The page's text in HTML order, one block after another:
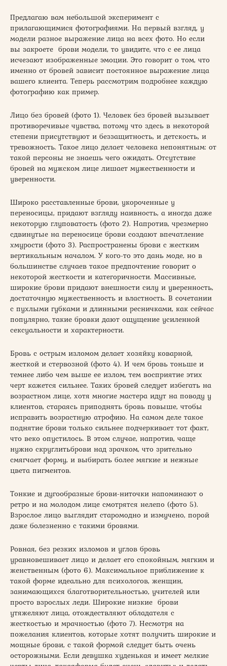
Предлагаю вам небольшой эксперимент с
прилагающимися фотографиями. На первый взгляд, у
модели разное выражение лица на всех фото. Но если
вы закроете брови модели, то увидите, что с ее лица
исчезают изображенные эмоции. Это говорит о том, что
именно от бровей зависит постоянное выражение лица
вашего клиента. Теперь рассмотрим подробнее каждую
фотографию как пример.
Лицо без бровей (фото 1). Человек без бровей вызывает
противоречивые чувства, потому что здесь в некоторой
степени присутствуют и беззащитность, и детскость, и
тревожность. Такое лицо делает человека непонятным: от
такой персоны не знаешь чего ожидать. Отсутствие
бровей на мужском лице лишает мужественности и
уверенности.
Широко расставленные брови, укороченные у
переносицы, придают взгляду наивность, а иногда даже
некоторую глуповатость (фото 2). Напротив, чрезмерно
сдвинутые на переносице брови создают впечатление
хмурости (фото 3). Распространены брови с жестким
вертикальным началом. У кого-то это дань моде, но в
большинстве случаев такое предпочтение говорит о
некоторой жесткости и категоричности. Массивные,
широкие брови придают внешности силу и уверенность,
достаточную мужественность и властность. В сочетании
с пухлыми губками и длинными ресничками, как сейчас
популярно, такие бровки дают ощущение усиленной
сексуальности и характерности.
Бровь с острым изломом делает хозяйку коварной,
жесткой и стервозной (фото 4). И чем бровь тоньше и
темнее либо чем выше ее излом, тем восприятие этих
черт кажется сильнее. Таких бровей следует избегать на
возрастном лице, хотя многие мастера идут на поводу у
клиентов, стараясь приподнять бровь повыше, чтобы
исправить возрастную атрофию. На самом деле такое
поднятие брови только сильнее подчеркивает тот факт,
что веко опустилось. В этом случае, напротив, чаще
нужно скруглитьброви над зрачком, что зрительно
смягчает форму, и выбирать более мягкие и нежные
цвета пигментов.
Тонкие и дугообразные брови-ниточки напоминают о
ретро и на молодом лице смотрятся нелепо (фото 5).
Взрослое лицо выглядит старомодно и измучено, порой
даже болезненно с такими бровями.
Ровная, без резких изломов и углов бровь
уравновешивает лицо и делает его спокойным, мягким и
женственным (фото 6). Максимальное приближение к
такой форме идеально для психологов, женщин,
занимающихся благотворительностью, учителей или
просто взрослых леди. Широкие низкие брови
утяжеляют лица, отождествляют обладателя с
жесткостью и мрачностью (фото 7). Несмотря на
пожелания клиентов, которые хотят получить широкие и
мощные брови, с такой формой следует быть очень
осторожными. Если девушка худенькая и имеет мелкие